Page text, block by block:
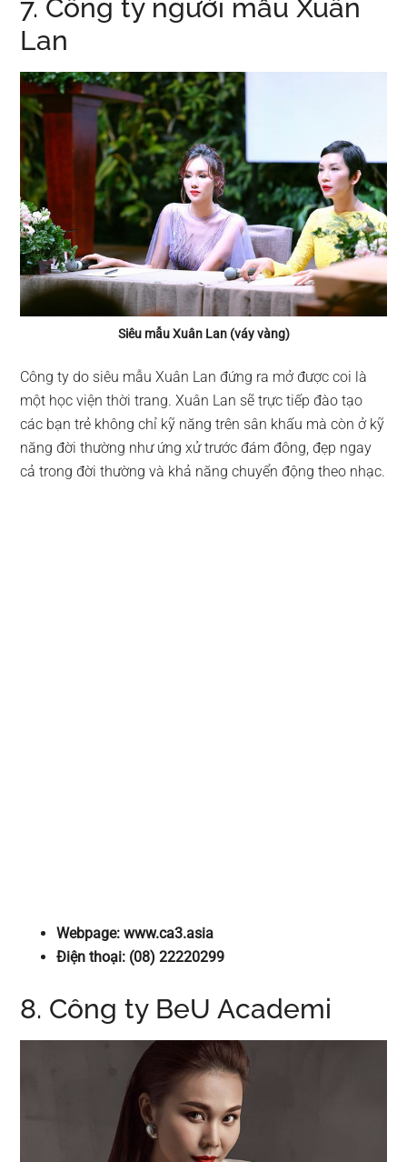
7. Công ty người mẫu Xuân
Lan
Siêu mẫu Xuân Lan (váy vàng)
Công ty do siêu mẫu Xuân Lan đứng ra mở được coi là
một học viện thời trang. Xuân Lan sẽ trực tiếp đào tạo
các bạn trẻ không chỉ kỹ năng trên sân khấu mà còn ở kỹ
năng đời thường như ứng xử trước đám đông, đẹp ngay
cả trong đời thường và khả năng chuyển động theo nhạc.
Webpage: www.ca3.asia
Điện thoại: (08) 22220299
8. Công ty BeU Academi